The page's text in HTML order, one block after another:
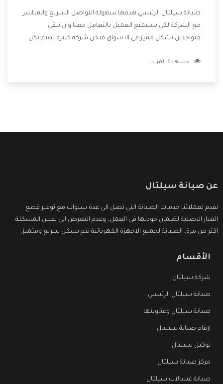
صيانة سيلتال الرئيسي هدفها سهولة التواصل السريع والمباشر
مع الشركة لكى يستمتع العميل بالتعامل معنا وان نبقى
متواجدين بشكل مميز فى الاسواق فنحن شركة كبيرة نهتم بكل
الشركة بها والتى تكون منها خدمة الصيانة التى تكون من أهم
مشاهدة المزيد
عن صيانة سيلتال
نقدم لعملائنا خدمات الصيانة التى تصل الى عدة سنوات مع توفير قطع
الغيار الاصلية لضمان جودتها فى العمل، وعدم التعرض الى نفس المشكلة
اكثر من مرة، الصيانة لجميع الاجهزة الكهربائية تتم بشكل سريع ومتميز.
الأقسام
شركة سيلتال
صيانة سيلتال الرئيسي
صيانة سيلتال وعناوينها
ارقام صيانة سيلتال
توكيل سيلتال
مركز صيانة سيلتال
صيانة غسالات سيلتال